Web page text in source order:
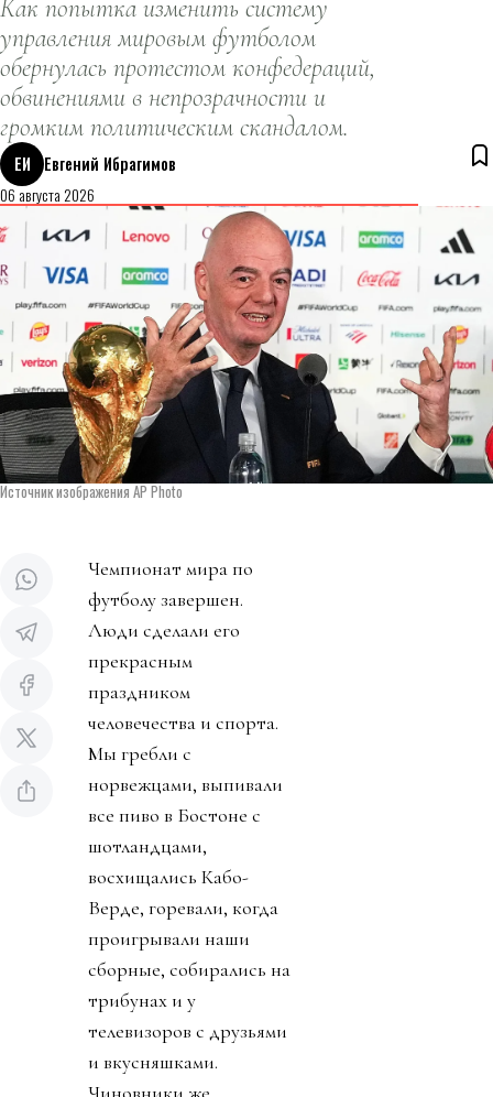
Как попытка изменить систему
управления мировым футболом
обернулась протестом конфедераций,
обвинениями в непрозрачности и
громким политическим скандалом.
ЕИ
Евгений Ибрагимов
06 августа 2026
Источник изображения AP Photo
Чемпионат мира по
футболу завершен.
Люди сделали его
прекрасным
праздником
человечества и спорта.
Мы гребли с
норвежцами, выпивали
все пиво в Бостоне с
шотландцами,
восхищались Кабо-
Верде, горевали, когда
проигрывали наши
сборные, собирались на
трибунах и у
телевизоров с друзьями
и вкусняшками.